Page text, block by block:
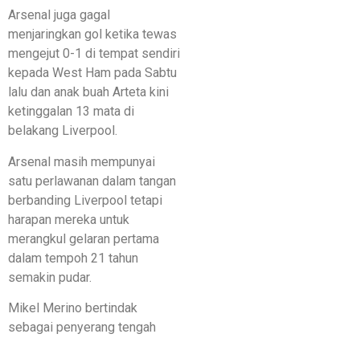
Arsenal juga gagal
menjaringkan gol ketika tewas
mengejut 0-1 di tempat sendiri
kepada West Ham pada Sabtu
lalu dan anak buah Arteta kini
ketinggalan 13 mata di
belakang Liverpool.
Arsenal masih mempunyai
satu perlawanan dalam tangan
berbanding Liverpool tetapi
harapan mereka untuk
merangkul gelaran pertama
dalam tempoh 21 tahun
semakin pudar.
Mikel Merino bertindak
sebagai penyerang tengah